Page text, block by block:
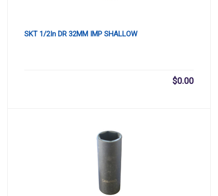
SKT 1/2In DR 32MM IMP SHALLOW
$0.00